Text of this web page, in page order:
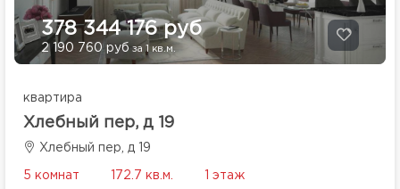
378 344 176 руб
2 190 760 руб за 1 кв.м.
квартира
Хлебный пер, д 19
Хлебный пер, д 19
5 комнат 172.7 кв.м. 1 этаж